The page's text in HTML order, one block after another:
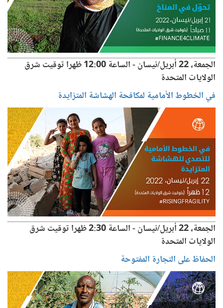
الجمعة، 22 أبريل/نيسان - الساعة 12:00 ظهرا توقيت شرق
الولايات المتحدة
في الخطوط الأمامية لمكافحة الهشاشة المتزايدة
الجمعة، 22 أبريل/نيسان - الساعة 2:30 ظهرا توقيت شرق
الولايات المتحدة
الحفاظ على التجارة المفتوحة